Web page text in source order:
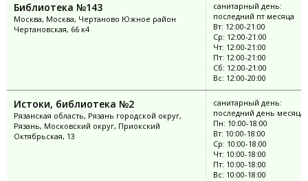
Библиотека №143
Москва, Москва, Чертаново Южное район
Чертановская, 66 к4
санитарный день:
последний пт месяца
Вт: 12:00-21:00
Ср: 12:00-21:00
Чт: 12:00-21:00
Пт: 12:00-21:00
Сб: 12:00-21:00
Вс: 12:00-20:00
Истоки, библиотека №2
Рязанская область, Рязань городской округ,
Рязань, Московский округ, Приокский
Октябрьская, 13
санитарный день:
последний день месяца
Пн: 10:00-18:00
Вт: 10:00-18:00
Ср: 10:00-18:00
Чт: 10:00-18:00
Пт: 10:00-18:00
Вс: 10:00-18:00